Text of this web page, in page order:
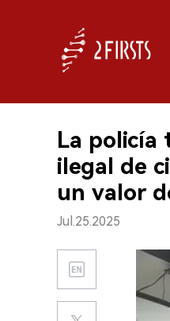
La policía
ilegal de
un valor
Jul.25.2025